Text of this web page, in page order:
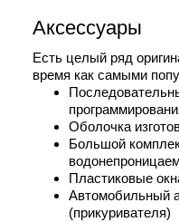
Аксессуары
Есть целый ряд
время как самыми
Оболочка
Большой
Пластиковые
Автомобильный
(прикуривателя)